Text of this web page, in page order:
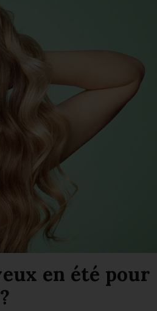
en été pour